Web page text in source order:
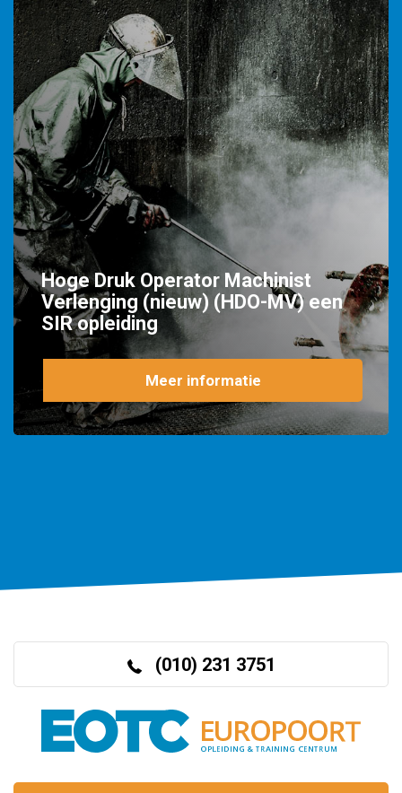
Hoge Druk Operator Machinist
Verlenging (nieuw) (HDO-MV) een
SIR opleiding
Meer informatie
(010) 231 3751